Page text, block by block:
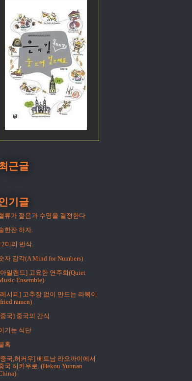
근글
기글
류가 젊음과 수명을 결정한다
한잔 하자.
미리 반삭.
자 감각(A Mind for Numbers)
일랜드] 고요한 연주회(Quiet
Ensemble)
시피] 고추장 없이 만드는 라볶이
ramen)
국] 중국의 간식
기는 식단
혹
국,허커우] 베트남 라오까이에서
국 허커우로. (Hekou Yunnan